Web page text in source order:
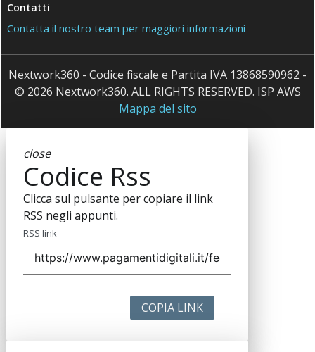
Contatti
Contatta il nostro team per maggiori informazioni
Nextwork360 - Codice fiscale e Partita IVA 13868590962 -
© 2026 Nextwork360. ALL RIGHTS RESERVED. ISP AWS
Mappa del sito
close
Codice Rss
Clicca sul pulsante per copiare il link
RSS negli appunti.
RSS link
COPIA LINK